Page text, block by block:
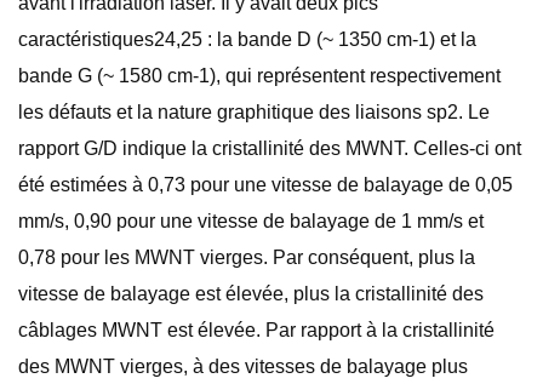
caractéristiques24,25 : la bande D (~ 1350 cm-1) et la
bande G (~ 1580 cm-1), qui représentent respectivement
les défauts et la nature graphitique des liaisons sp2. Le
rapport G/D indique la cristallinité des MWNT. Celles-ci ont
été estimées à 0,73 pour une vitesse de balayage de 0,05
mm/s, 0,90 pour une vitesse de balayage de 1 mm/s et
0,78 pour les MWNT vierges. Par conséquent, plus la
vitesse de balayage est élevée, plus la cristallinité des
câblages MWNT est élevée. Par rapport à la cristallinité
des MWNT vierges, à des vitesses de balayage plus